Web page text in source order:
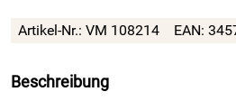
Artikel-Nr.: VM 108214 EAN:
Beschreibung